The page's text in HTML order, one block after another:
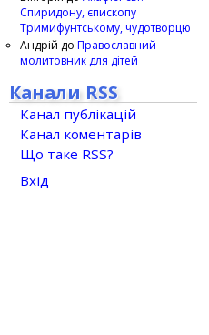
Спиридону, єпископу
Тримифунтському, чудотворцю
Андрій до Православний
молитовник для дітей
Канали RSS
Канал публікацій
Канал коментарів
Що таке RSS?
Вхід